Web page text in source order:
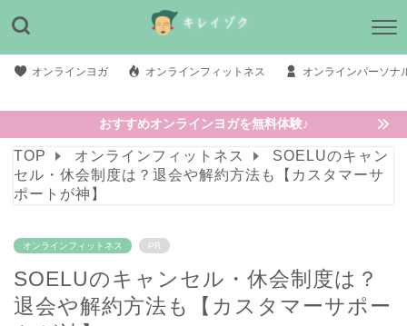
オンラインヨガ オンラインフィットネス オンラインパーソナ
おすすめオンラインヨガを無料体験♪
TOP オンラインフィットネス
SOELUのキャン
セル・休会制度は？退会や解約方法も【カスタマーサ
ポートが神】
オンラインフィットネス PR
SOELUのキャンセル・休会制度は？
退会や解約方法も【カスタマーサポー